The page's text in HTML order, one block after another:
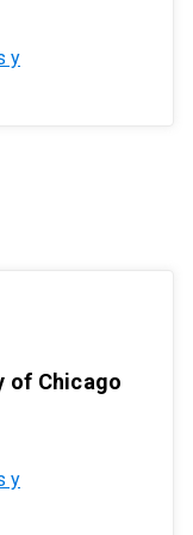
y
of Chicago
y